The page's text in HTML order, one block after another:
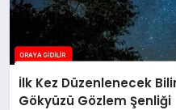
İlk Kez Düzenlenecek
Gökyüzü Gözlem Şenliği